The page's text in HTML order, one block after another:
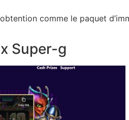
comme le paquet
Super-g